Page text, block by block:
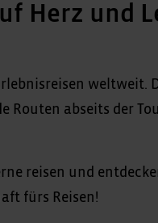
Herz und
weltweit.
Routen abseits der
reisen und
fürs Reisen!